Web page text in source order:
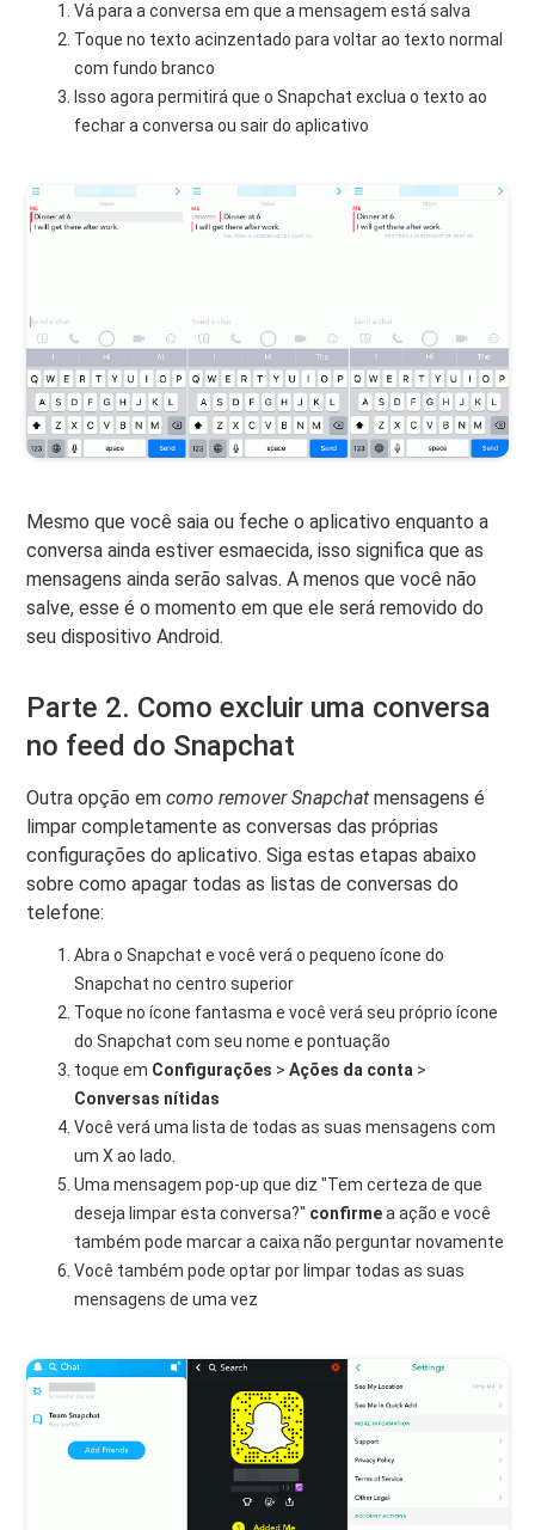
Vá para a conversa em que a mensagem está salva
Toque no texto acinzentado para voltar ao texto normal
com fundo branco
Isso agora permitirá que o Snapchat exclua o texto ao
fechar a conversa ou sair do aplicativo
Mesmo que você saia ou feche o aplicativo enquanto a
conversa ainda estiver esmaecida, isso significa que as
mensagens ainda serão salvas. A menos que você não
salve, esse é o momento em que ele será removido do
seu dispositivo Android.
Parte 2. Como excluir uma conversa
no feed do Snapchat
Outra opção emcomo remover Snapchat mensagens é
limpar completamente as conversas das próprias
configurações do aplicativo. Siga estas etapas abaixo
sobre como apagar todas as listas de conversas do
telefone:
Abra o Snapchat e você verá o pequeno ícone do
Snapchat no centro superior
Toque no ícone fantasma e você verá seu próprio ícone
do Snapchat com seu nome e pontuação
toque em Configurações >Ações da conta >
Conversas nítidas
Você verá uma lista de todas as suas mensagens com
um X ao lado.
Uma mensagem pop-up que diz "Tem certeza de que
deseja limpar esta conversa?" confirmea ação e você
também pode marcar a caixa não perguntar novamente
Você também pode optar por limpar todas as suas
mensagens de uma vez